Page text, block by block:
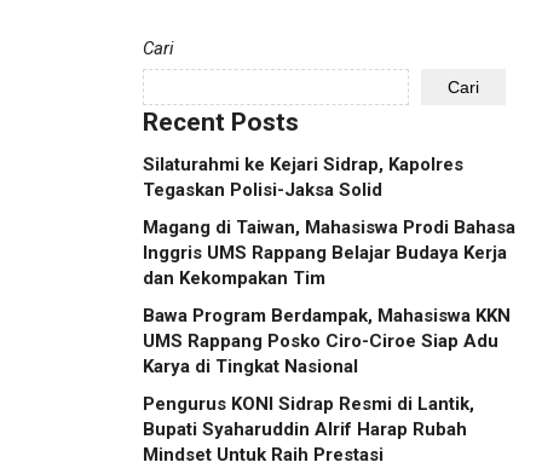
Cari
Cari
Recent Posts
Silaturahmi ke Kejari Sidrap, Kapolres
Tegaskan Polisi-Jaksa Solid
Magang di Taiwan, Mahasiswa Prodi Bahasa
Inggris UMS Rappang Belajar Budaya Kerja
dan Kekompakan Tim
Bawa Program Berdampak, Mahasiswa KKN
UMS Rappang Posko Ciro-Ciroe Siap Adu
Karya di Tingkat Nasional
Pengurus KONI Sidrap Resmi di Lantik,
Bupati Syaharuddin Alrif Harap Rubah
Mindset Untuk Raih Prestasi